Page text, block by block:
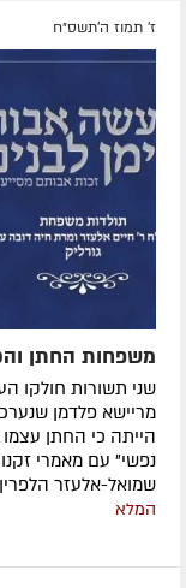
ז' תמוז ה׳תשס״ח
משפחות החתן
שני תשורות חולקו
מריישא פלדמן
הייתה כי החתן
נפשי" עם מאמרי
שמואל-אלעזר
המלא